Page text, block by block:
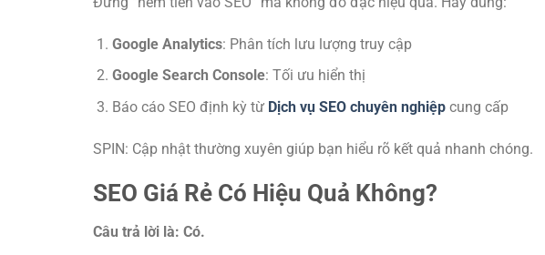
Google Analytics: Phân tích lưu lượng truy cập
Google Search Console: Tối ưu hiển thị
Báo cáo SEO định kỳ từ Dịch vụ SEO chuyên nghiệpcung cấp
SPIN: Cập nhật thường xuyên giúp bạn hiểu rõ kết quả nhanh chóng.
SEO Giá Rẻ Có Hiệu Quả Không?
Câu trả lời là: Có.